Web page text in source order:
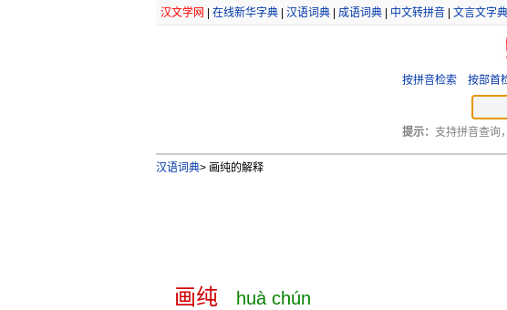
汉文学网 在线新华字典| 汉语词典| 成语词典| 中文转拼音| 文言文字典
按拼音检索 按部首
提示： 支持拼音查询
汉语词典>画纯的解释
画纯 huà chún